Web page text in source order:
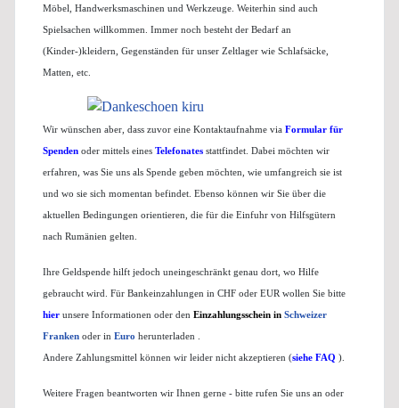
Möbel, Handwerksmaschinen und Werkzeuge. Weiterhin sind auch
Spielsachen willkommen. Immer noch besteht der Bedarf an
(Kinder-)kleidern, Gegenständen für unser Zeltlager wie Schlafsäcke,
Matten, etc.
Wir wünschen aber, dass zuvor eine Kontaktaufnahme via Formular für
Spenden oder mittels eines Telefonates stattfindet. Dabei möchten wir
erfahren, was Sie uns als Spende geben möchten, wie umfangreich sie ist
und wo sie sich momentan befindet. Ebenso können wir Sie über die
aktuellen Bedingungen orientieren, die für die Einfuhr von Hilfsgütern
nach Rumänien gelten.
Ihre Geldspende hilft jedoch uneingeschränkt genau dort, wo Hilfe
gebraucht wird. Für Bankeinzahlungen in CHF oder EUR wollen Sie bitte
hier unsere Informationen oder den Einzahlungsschein in Schweizer
Franken oder in Euro herunterladen
Andere Zahlungsmittel können wir leider nicht akzeptieren (siehe FAQ ).
Weitere Fragen beantworten wir Ihnen gerne - bitte rufen Sie uns an oder